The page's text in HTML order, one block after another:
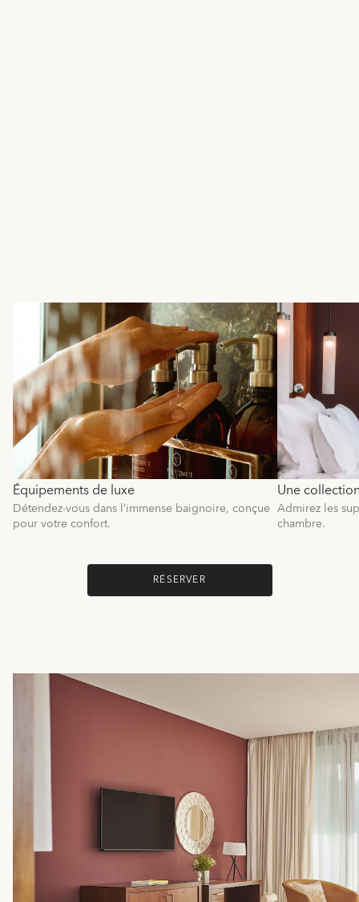
Équipements de luxe
Détendez-vous dans l’immense baignoire, conçue
pour votre confort.
Une
Admirez les
chambre.
RÉSERVER